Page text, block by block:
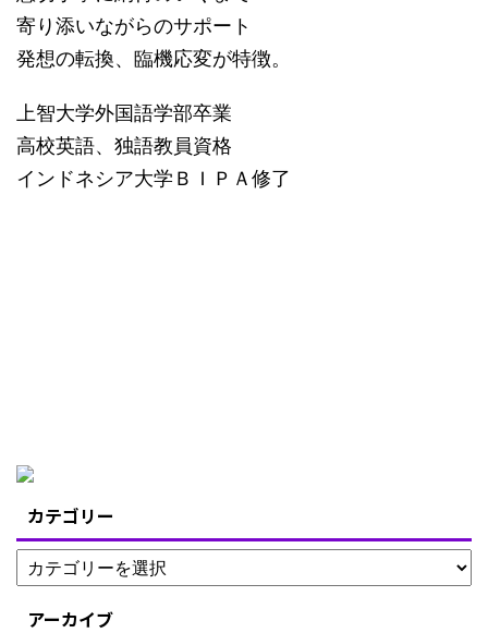
寄り添いながらのサポート
発想の転換、臨機応変が特徴。
上智大学外国語学部卒業
高校英語、独語教員資格
インドネシア大学ＢＩＰＡ修了
カテゴリー
アーカイブ